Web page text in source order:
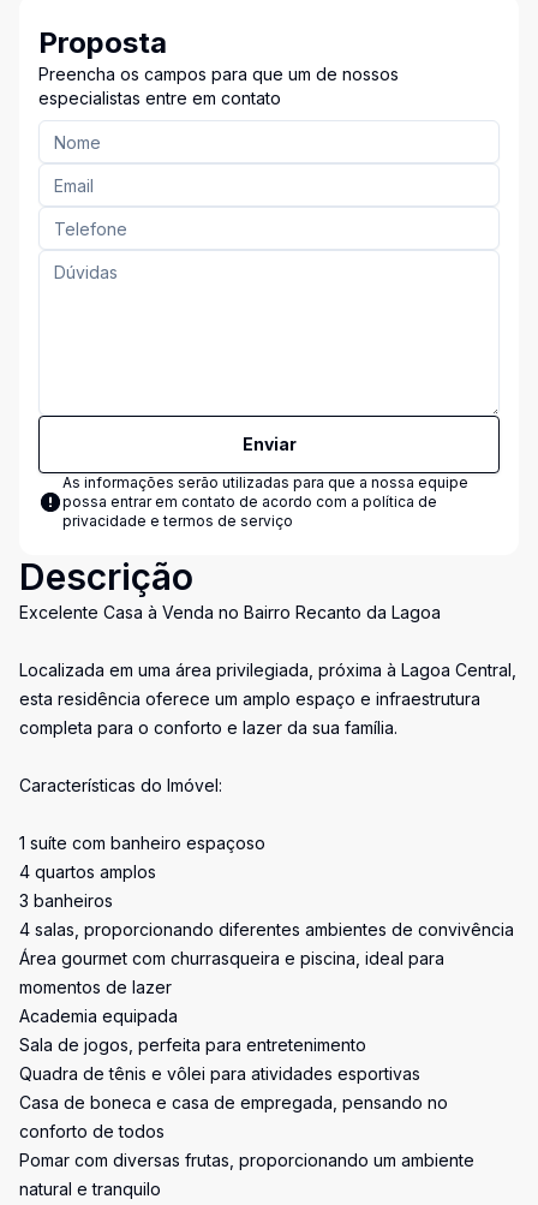
Proposta
Preencha os campos para que um de nossos
especialistas entre em contato
Enviar
As informações serão utilizadas para que a nossa equipe
possa entrar em contato de acordo com a política de
privacidade e termos de serviço
Descrição
Excelente Casa à Venda no Bairro Recanto da Lagoa
Localizada em uma área privilegiada, próxima à Lagoa Central,
esta residência oferece um amplo espaço e infraestrutura
completa para o conforto e lazer da sua família.
Características do Imóvel:
1 suíte com banheiro espaçoso
4 quartos amplos
3 banheiros
4 salas, proporcionando diferentes ambientes de convivência
Área gourmet com churrasqueira e piscina, ideal para
momentos de lazer
Academia equipada
Sala de jogos, perfeita para entretenimento
Quadra de tênis e vôlei para atividades esportivas
Casa de boneca e casa de empregada, pensando no
conforto de todos
Pomar com diversas frutas, proporcionando um ambiente
natural e tranquilo